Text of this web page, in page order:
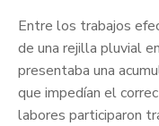
Entre los trabajos
de una rejilla pluvial
presentaba una
que impedían el
labores participaron